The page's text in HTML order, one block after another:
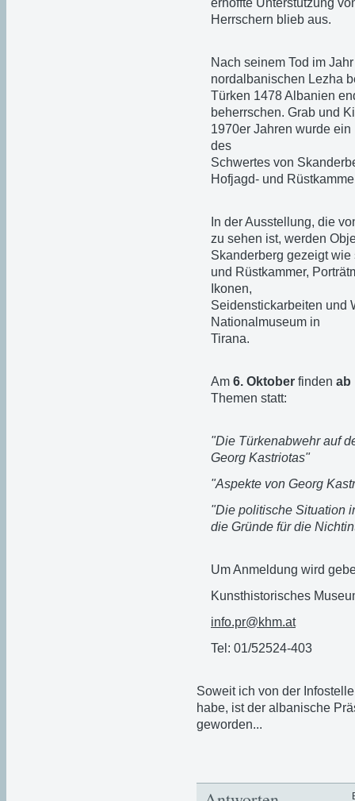
Herrschern blieb aus.
Nach seinem Tod im
nordalbanischen Lezha
Türken 1478 Albanien
beherrschen. Grab und
1970er Jahren wurde
des
Schwertes von
Hofjagd- und
In der Ausstellung, die
zu sehen ist, werden
Skanderberg gezeigt
und Rüstkammer,
Ikonen,
Seidenstickarbeiten und
Nationalmuseum in
Tirana.
Am 6. Oktober finden ab
Themen statt:
"Die Türkenabwehr auf
Georg Kastriotas"
"Aspekte von Georg
"Die politische Situation
die Gründe für die
Um Anmeldung wird
Kunsthistorisches
info.pr@khm.at
Tel: 01/52524-403
Soweit ich von der
habe, ist der albanische
geworden...